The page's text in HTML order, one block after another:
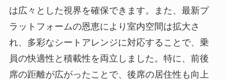
は広々とした視界を確保できます。また、最新プ
ラットフォームの恩恵により室内空間は拡大さ
れ、多彩なシートアレンジに対応することで、乗
員の快適性と積載性を両立しました。特に、前後
席の距離が広がったことで、後席の居住性も向上